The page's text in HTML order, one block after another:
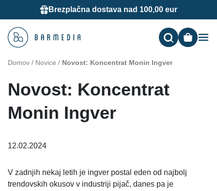
Brezplačna dostava nad 100,00 eur
Domov / Novice / Novost: Koncentrat Monin Ingver
Novost: Koncentrat
Monin Ingver
12.02.2024
V zadnjih nekaj letih je ingver postal eden od najbolj
trendovskih okusov v industriji pijač, danes pa je